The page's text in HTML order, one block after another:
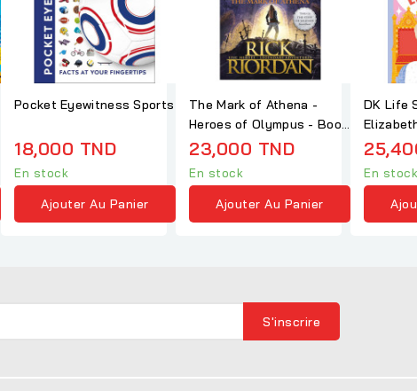
Pocket Eyewitness Sports
18,000 TND
En stock
Ajouter Au Panier
The Mark of Athena -
Heroes of Olympus - Book
3 - Rick Riordan
23,000 TND
En stock
Ajouter Au Panier
DK Life
Williams
En stock